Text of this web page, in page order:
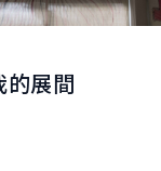
的展間